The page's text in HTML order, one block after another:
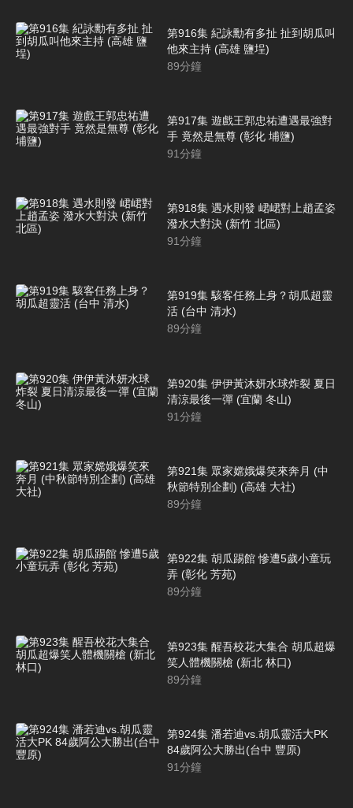
第916集 紀詠勳有多扯 扯到胡瓜叫
他來主持 (高雄 鹽埕)
89分鐘
第917集 遊戲王郭忠祐遭遇最強對
手 竟然是無尊 (彰化 埔鹽)
91分鐘
第918集 遇水則發 峮峮對上趙孟姿
潑水大對決 (新竹 北區)
91分鐘
第919集 駭客任務上身？胡瓜超靈
活 (台中 清水)
89分鐘
第920集 伊伊黃沐妍水球炸裂 夏日
清涼最後一彈 (宜蘭 冬山)
91分鐘
第921集 眾家嫦娥爆笑來奔月 (中
秋節特別企劃) (高雄 大社)
89分鐘
第922集 胡瓜踢館 慘遭5歲小童玩
弄 (彰化 芳苑)
89分鐘
第923集 醒吾校花大集合 胡瓜超爆
笑人體機關槍 (新北 林口)
89分鐘
第924集 潘若迪vs.胡瓜靈活大PK
84歲阿公大勝出(台中 豐原)
91分鐘